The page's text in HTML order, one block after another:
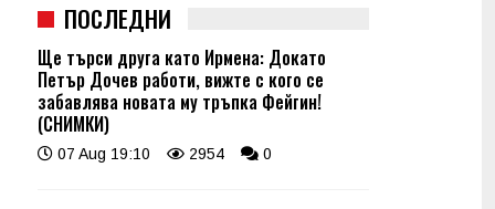
ПОСЛЕДНИ
Ще търси друга като Ирмена: Докато
Петър Дочев работи, вижте с кого се
забавлява новата му тръпка Фейгин!
(СНИМКИ)
07 Aug 19:10 2954 0